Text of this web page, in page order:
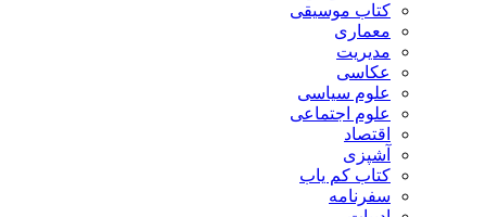
کتاب موسیقی
معماری
مدیریت
عکاسی
علوم سیاسی
علوم اجتماعی
اقتصاد
آشپزی
کتاب کم یاب
سفرنامه